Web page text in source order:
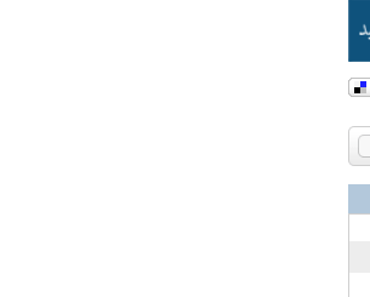
مردی که سر خم نکرد؟ | غلامرضا تختی و
حکومت پهلوی